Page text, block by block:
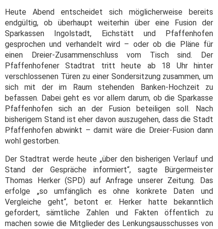
Heute Abend entscheidet sich möglicherweise bereits
endgültig, ob überhaupt weiterhin über eine Fusion der
Sparkassen Ingolstadt, Eichstätt und Pfaffenhofen
gesprochen und verhandelt wird – oder ob die Pläne für
einen Dreier-Zusammenschluss vom Tisch sind. Der
Pfaffenhofener Stadtrat tritt heute ab 18 Uhr hinter
verschlossenen Türen zu einer Sondersitzung zusammen, um
sich mit der im Raum stehenden Banken-Hochzeit zu
befassen. Dabei geht es vor allem darum, ob die Sparkasse
Pfaffenhofen sich an der Fusion beteiligen soll. Nach
bisherigem Stand ist eher davon auszugehen, dass die Stadt
Pfaffenhofen abwinkt – damit wäre die Dreier-Fusion dann
wohl gestorben.
Der Stadtrat werde heute „über den bisherigen Verlauf und
Stand der Gespräche informiert“, sagte Bürgermeister
Thomas Herker (SPD) auf Anfrage unserer Zeitung. Das
erfolge „so umfänglich es ohne konkrete Daten und
Vergleiche geht“, betont er. Herker hatte bekanntlich
gefordert, sämtliche Zahlen und Fakten öffentlich zu
machen sowie die Mitglieder des Lenkungsausschusses von